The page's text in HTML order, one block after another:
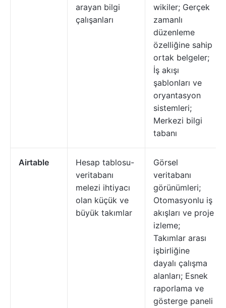
arayan bilgi
çalışanları
wikiler; Gerçek
zamanlı
düzenleme
özelliğine sahip
ortak belgeler;
İş akışı
şablonları ve
oryantasyon
sistemleri;
Merkezi bilgi
tabanı
Airtable
Hesap tablosu-
veritabanı
melezi ihtiyacı
olan küçük ve
büyük takımlar
Görsel
veritabanı
görünümleri;
Otomasyonlu iş
akışları ve proje
izleme;
Takımlar arası
işbirliğine
dayalı çalışma
alanları; Esnek
raporlama ve
gösterge paneli